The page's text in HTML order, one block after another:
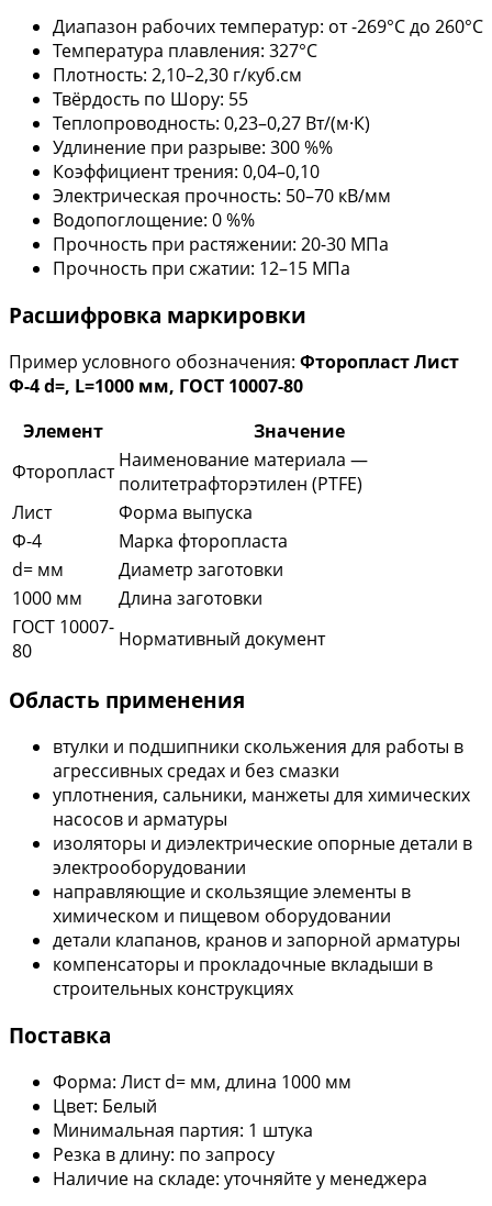
Диапазон рабочих температур: от -269°С до 260°С
Температура плавления: 327°С
Плотность: 2,10–2,30 г/куб.см
Твёрдость по Шору: 55
Теплопроводность: 0,23–0,27 Вт/(м·К)
Удлинение при разрыве: 300 %%
Коэффициент трения: 0,04–0,10
Электрическая прочность: 50–70 кВ/мм
Водопоглощение: 0 %%
Прочность при растяжении: 20-30 МПа
Прочность при сжатии: 12–15 МПа
Расшифровка маркировки
Пример условного обозначения: Фторопласт Лист
Ф-4 d=, L=1000 мм, ГОСТ 10007-80
Элемент
Значение
Фторопласт Наименование материала —
политетрафторэтилен (PTFE)
Лист
Форма выпуска
Ф-4
Марка фторопласта
d= мм
Диаметр заготовки
1000 мм
Длина заготовки
ГОСТ 10007-
80
Нормативный документ
Область применения
втулки и подшипники скольжения для работы в
агрессивных средах и без смазки
уплотнения, сальники, манжеты для химических
насосов и арматуры
изоляторы и диэлектрические опорные детали в
электрооборудовании
направляющие и скользящие элементы в
химическом и пищевом оборудовании
детали клапанов, кранов и запорной арматуры
компенсаторы и прокладочные вкладыши в
строительных конструкциях
Поставка
Форма: Лист d= мм, длина 1000 мм
Цвет: Белый
Минимальная партия: 1 штука
Резка в длину: по запросу
Наличие на складе: уточняйте у менеджера